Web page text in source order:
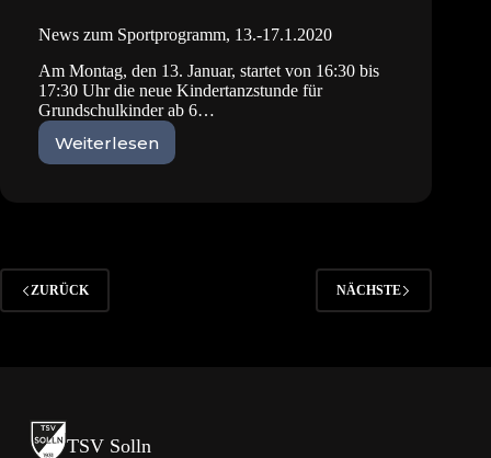
News zum Sportprogramm, 13.-17.1.2020
Am Montag, den 13. Januar, startet von 16:30 bis
17:30 Uhr die neue Kindertanzstunde für
Grundschulkinder ab 6…
Weiterlesen
News
ZURÜCK NÄCHSTE
TSV Solln